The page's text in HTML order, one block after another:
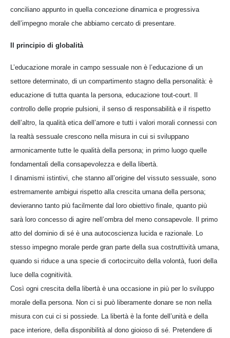
conciliano appunto in quella concezione dinamica e progressiva
dell’impegno morale che abbiamo cercato di presentare.
Il principio di globalità
L’educazione morale in campo sessuale non è l’educazione di un
settore determinato, di un compartimento stagno della personalità: è
educazione di tutta quanta la persona, educazione tout-court. Il
controllo delle proprie pulsioni, il senso di responsabilità e il rispetto
dell’altro, la qualità etica dell’amore e tutti i valori morali connessi con
la realtà sessuale crescono nella misura in cui si sviluppano
armonicamente tutte le qualità della persona; in primo luogo quelle
fondamentali della consapevolezza e della libertà.
I dinamismi istintivi, che stanno all’origine del vissuto sessuale, sono
estremamente ambigui rispetto alla crescita umana della persona;
devieranno tanto più facilmente dal loro obiettivo finale, quanto più
sarà loro concesso di agire nell’ombra del meno consapevole. Il primo
atto del dominio di sé è una autocoscienza lucida e razionale. Lo
stesso impegno morale perde gran parte della sua costruttività umana,
quando si riduce a una specie di cortocircuito della volontà, fuori della
luce della cognitività.
Così ogni crescita della libertà è una occasione in più per lo sviluppo
morale della persona. Non ci si può liberamente donare se non nella
misura con cui ci si possiede. La libertà è la fonte dell’unità e della
pace interiore, della disponibilità al dono gioioso di sé. Pretendere di